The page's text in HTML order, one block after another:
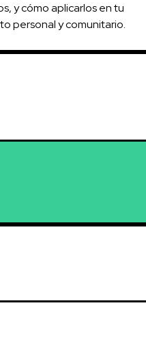
y cómo aplicarlos en tu
personal y comunitario.